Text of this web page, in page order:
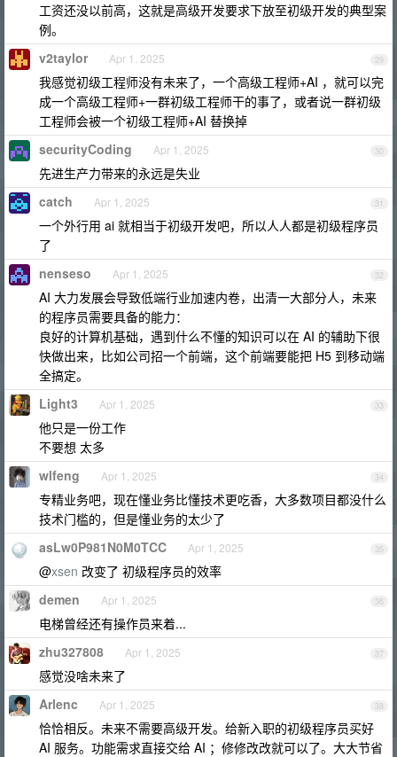
工资还没以前高，这就是高级开发要求下放至初级开发的典型案
例。
29
v2taylor Apr 1, 2025
我感觉初级工程师没有未来了，一个高级工程师+AI ，就可以完
成一个高级工程师+一群初级工程师干的事了，或者说一群初级
工程师会被一个初级工程师+AI 替换掉
30
securityCoding Apr 1, 2025
先进生产力带来的永远是失业
31
catch Apr 1, 2025
一个外行用 ai 就相当于初级开发吧，所以人人都是初级程序员
了
32
nenseso Apr 1, 2025
AI 大力发展会导致低端行业加速内卷，出清一大部分人，未来
的程序员需要具备的能力：
良好的计算机基础，遇到什么不懂的知识可以在 AI 的辅助下很
快做出来，比如公司招一个前端，这个前端要能把 H5 到移动端
全搞定。
33
Light3 Apr 1, 2025
他只是一份工作
不要想 太多
34
wlfeng Apr 1, 2025
专精业务吧，现在懂业务比懂技术更吃香，大多数项目都没什么
技术门槛的，但是懂业务的太少了
35
asLw0P981N0M0TCC Apr 1, 2025
@xsen 改变了 初级程序员的效率
36
demen Apr 1, 2025
电梯曾经还有操作员来着...
37
zhu327808 Apr 1, 2025
感觉没啥未来了
38
Arlenc Apr 1, 2025
恰恰相反。未来不需要高级开发。给新入职的初级程序员买好
AI 服务。功能需求直接交给 AI ；修修改改就可以了。大大节省